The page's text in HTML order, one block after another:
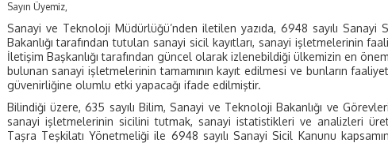
Sayın Üyemiz,
Sanayi ve Teknoloji Müdürlüğü’nden iletilen yazıda, 6948 sayılı
Bakanlığı tarafından tutulan sanayi sicil kayıtları, sanayi işletmelerinin
İletişim Başkanlığı tarafından güncel olarak izlenebildiği ülkemizin en
bulunan sanayi işletmelerinin tamamının kayıt edilmesi ve bunların
güvenirliğine olumlu etki yapacağı ifade edilmiştir.
Bilindiği üzere, 635 sayılı Bilim, Sanayi ve Teknoloji Bakanlığı ve
sanayi işletmelerinin sicilini tutmak, sanayi istatistikleri ve analizleri
Taşra Teşkilatı Yönetmeliği ile 6948 sayılı Sanayi Sicil Kanunu